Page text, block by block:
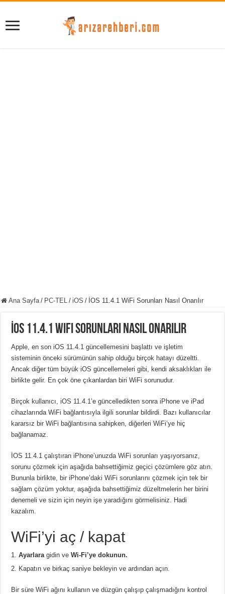
Ana Sayfa / PC-TEL / iOS / İOS 11.4.1 WiFi Sorunları Nasıl Onarılır
İOS 11.4.1 WiFi Sorunları Nasıl Onarılır
Apple, en son iOS 11.4.1 güncellemesini başlattı ve işletim
sisteminin önceki sürümünün sahip olduğu birçok hatayı düzeltti.
Ancak diğer tüm büyük iOS güncellemeleri gibi, kendi aksaklıkları ile
birlikte gelir. En çok öne çıkanlardan biri WiFi sorunudur.
Birçok kullanıcı, iOS 11.4.1’e güncelledikten sonra iPhone ve iPad
cihazlarında WiFi bağlantısıyla ilgili sorunlar bildirdi. Bazı kullanıcılar
kararsız bir WiFi bağlantısına sahipken, diğerleri WiFi’ye hiç
bağlanamaz.
İOS 11.4.1 çalıştıran iPhone’unuzda WiFi sorunları yaşıyorsanız,
sorunu çözmek için aşağıda bahsettiğimiz geçici çözümlere göz atın.
Bununla birlikte, bir iPhone’daki WiFi sorunlarını çözmek için tek bir
sağlam çözüm yoktur, aşağıda bahsettiğimiz düzeltmelerin her birini
denemeli ve sizin için neyin işe yaradığını görmelisiniz. Hadi
kazalım.
WiFi’yi aç / kapat
Ayarlara gidin veWi-Fi’ye dokunun.
Kapatın ve birkaç saniye bekleyin ve ardından açın.
Bir süre WiFi ağını kullanın ve düzgün çalışıp çalışmadığını kontrol